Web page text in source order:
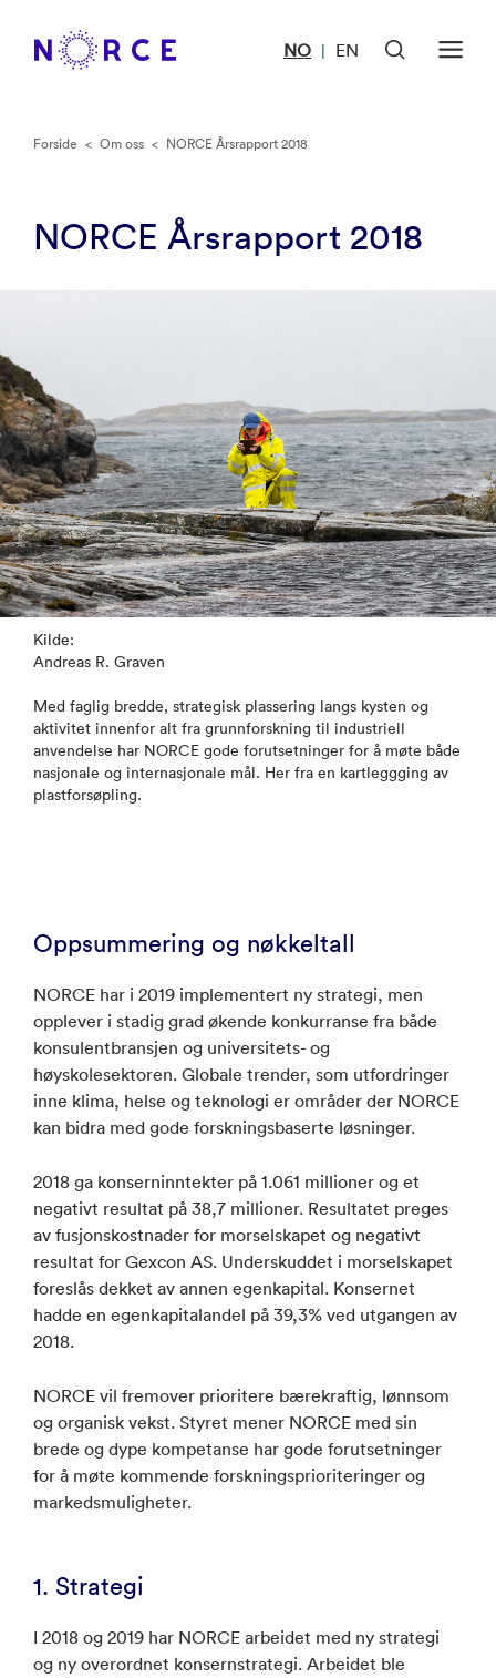
NO | EN
Forside < Om oss < NORCE Årsrapport 2018
NORCE Årsrapport 2018
Kilde:
Andreas R. Graven
Med faglig bredde, strategisk plassering langs kysten og
aktivitet innenfor alt fra grunnforskning til industriell
anvendelse har NORCE gode forutsetninger for å møte både
nasjonale og internasjonale mål. Her fra en kartleggging av
plastforsøpling.
Oppsummering og nøkkeltall
NORCE har i 2019 implementert ny strategi, men
opplever i stadig grad økende konkurranse fra både
konsulentbransjen og universitets- og
høyskolesektoren. Globale trender, som utfordringer
inne klima, helse og teknologi er områder der NORCE
kan bidra med gode forskningsbaserte løsninger.
2018 ga konserninntekter på 1.061 millioner og et
negativt resultat på 38,7 millioner. Resultatet preges
av fusjonskostnader for morselskapet og negativt
resultat for Gexcon AS. Underskuddet i morselskapet
foreslås dekket av annen egenkapital. Konsernet
hadde en egenkapitalandel på 39,3% ved utgangen av
2018.
NORCE vil fremover prioritere bærekraftig, lønnsom
og organisk vekst. Styret mener NORCE med sin
brede og dype kompetanse har gode forutsetninger
for å møte kommende forskningsprioriteringer og
markedsmuligheter.
1. Strategi
I 2018 og 2019 har NORCE arbeidet med ny strategi
og ny overordnet konsernstrategi. Arbeidet ble